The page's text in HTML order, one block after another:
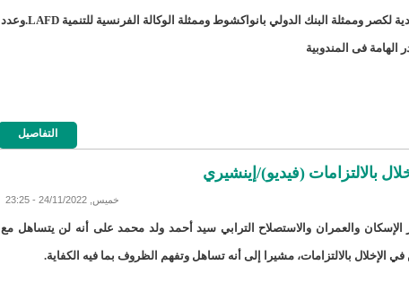
BMIالبنك الموريتاني للاستثمار: لجأنا للقضاء دفاعا عما اتهمنا به زورا/إينشيري
DREN جديد لولاية نواذييو/إينشيري
وعمدة بلدية لكصر وممثلة البنك الدولي بانواكشوط وممثلة الوكالة الفرنسية للتنمية LAFD.وعدد
الهامة فى المندوبية
التفاصيل
بالالتزامات (فيديو)/إينشيري
خميس, 24/11/2022 - 23:25
الإسكان والعمران والاستصلاح الترابي سيد أحمد ولد محمد على أنه لن يتساهل مع
في الإخلال بالالتزامات، مشيرا إلى أنه تساهل وتفهم الظروف بما فيه الكفاية.